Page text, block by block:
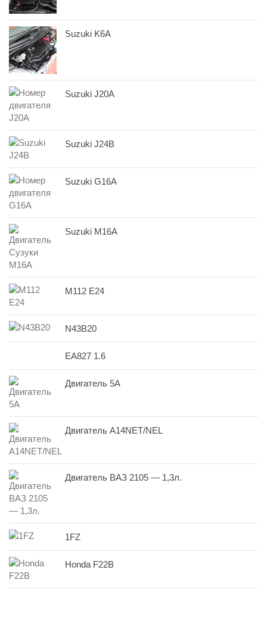
Suzuki K6A
Suzuki J20A
Suzuki J24B
Suzuki G16A
Suzuki M16A
M112 E24
N43B20
EA827 1.6
Двигатель 5A
Двигатель A14NET/NEL
Двигатель ВАЗ 2105 — 1,3л.
1FZ
Honda F22B